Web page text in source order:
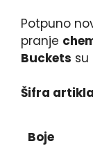
Potpuno
pranje
Buckets su
Šifra
Boje